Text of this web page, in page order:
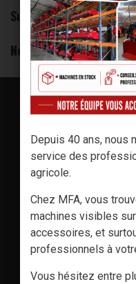
Sud Ouest: 04 75 84
Nord Ouest: 04 75 84
Depuis 40 ans, nous
service des
agricole.
Chez MFA, vous
machines visibles
accessoires, et
professionnels à
Vous hésitez entre